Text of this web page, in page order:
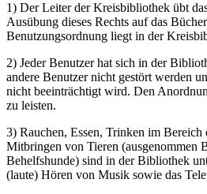
1) Der Leiter der Kreisbibliothek übt
Ausübung dieses Rechts auf das
Benutzungsordnung liegt in der
2) Jeder Benutzer hat sich in der
andere Benutzer nicht gestört werden
nicht beeinträchtigt wird. Den
zu leisten.
3) Rauchen, Essen, Trinken im Bereich
Mitbringen von Tieren (ausgenommen
Behelfshunde) sind in der Bibliothek
(laute) Hören von Musik sowie das